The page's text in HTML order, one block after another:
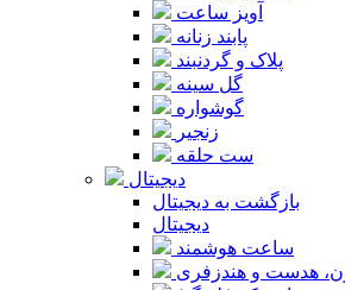
آویز ساعت
پابند زنانه
پلاک و گردنبند
گل سینه
گوشواره
زنجیر
ست حلقه
دیجیتال
بازگشت به دیجیتال
دیجیتال
ساعت هوشمند
هدست و هندزفری